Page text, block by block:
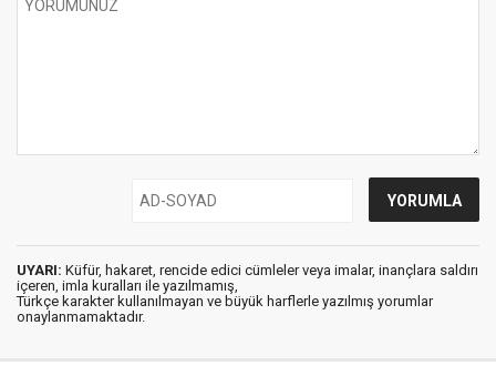
UYARI: Küfür, hakaret, rencide edici cümleler veya imalar, inançlara saldırı
içeren, imla kuralları ile yazılmamış,
Türkçe karakter kullanılmayan ve büyük harflerle yazılmış yorumlar
onaylanmamaktadır.